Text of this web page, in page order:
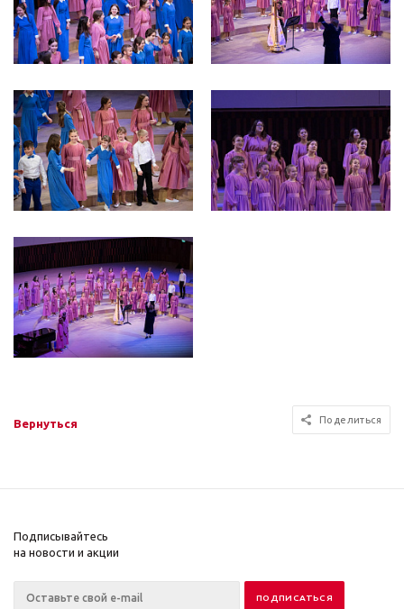
Вернуться Поделиться
Подписывайтесь
на новости и акции